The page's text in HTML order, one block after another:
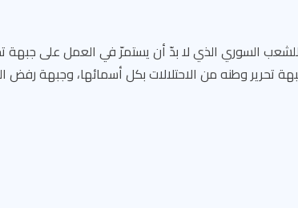
السوري الذي لا بدّ أن يستمرّ في العمل على جبهة
تحرير وطنه من الاحتلالات بكل أسمائها، وجبهة رفض